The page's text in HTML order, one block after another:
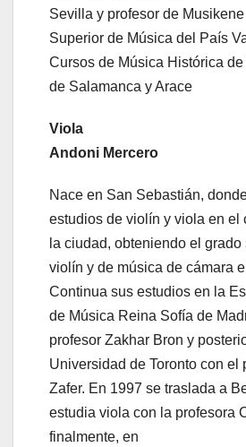
Sevilla y profesor de
Superior de Música del País
Cursos de Música Histórica
de Salamanca y Arace
Viola
Andoni Mercero
Nace en San Sebastián,
estudios de violín y viola en el
la ciudad, obteniendo el
violín y de música de cámara
Continua sus estudios en la
de Música Reina Sofía de
profesor Zakhar Bron y
Universidad de Toronto con el
Zafer. En 1997 se traslada a
estudia viola con la profesora
finalmente, en